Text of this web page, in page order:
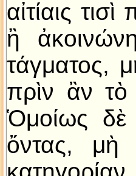
αἰτίαις
ἢ
τάγματος,
πρὶν ἂν τὸ
Ὁμοίως δὲ
ὄντας, μὴ